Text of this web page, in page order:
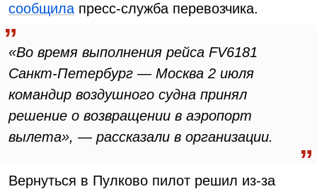
сообщила пресс-служба перевозчика.
«Во время выполнения рейса FV6181
Санкт-Петербург — Москва 2 июля
командир воздушного судна принял
решение о возвращении в аэропорт
вылета», — рассказали в организации.
Вернуться в Пулково пилот решил из-за